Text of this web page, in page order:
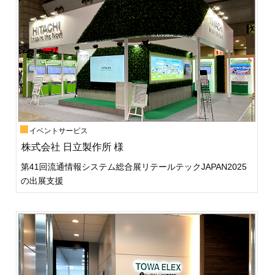
イベントサービス
株式会社 日立製作所 様
第41回流通情報システム総合展リテールテックJAPAN2025
の出展支援